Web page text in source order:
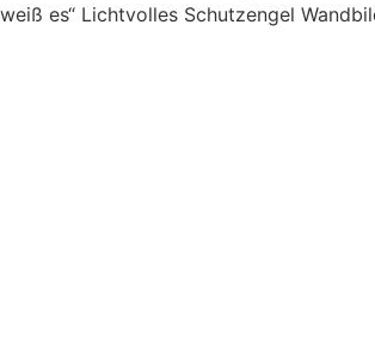
weiß es“ Lichtvolles Schutzengel